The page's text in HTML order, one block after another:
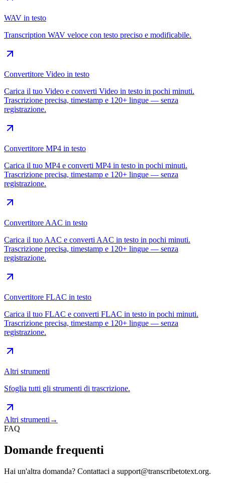
WAV in testo
Transcription WAV veloce con testo preciso e modificabile.
Convertitore Video in testo
Carica il tuo Video e converti Video in testo in pochi minuti.
Trascrizione precisa, timestamp e 120+ lingue — senza
registrazione.
Convertitore MP4 in testo
Carica il tuo MP4 e converti MP4 in testo in pochi minuti.
Trascrizione precisa, timestamp e 120+ lingue — senza
registrazione.
Convertitore AAC in testo
Carica il tuo AAC e converti AAC in testo in pochi minuti.
Trascrizione precisa, timestamp e 120+ lingue — senza
registrazione.
Convertitore FLAC in testo
Carica il tuo FLAC e converti FLAC in testo in pochi minuti.
Trascrizione precisa, timestamp e 120+ lingue — senza
registrazione.
Altri strumenti
Sfoglia tutti gli strumenti di trascrizione.
Altri strumenti →
FAQ
Domande frequenti
Hai un'altra domanda? Contattaci a support@transcribetotext.org.